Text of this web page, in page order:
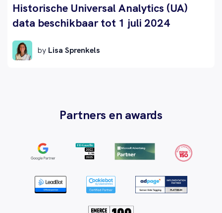
Historische Universal Analytics (UA)
data beschikbaar tot 1 juli 2024
by Lisa Sprenkels
Partners en awards